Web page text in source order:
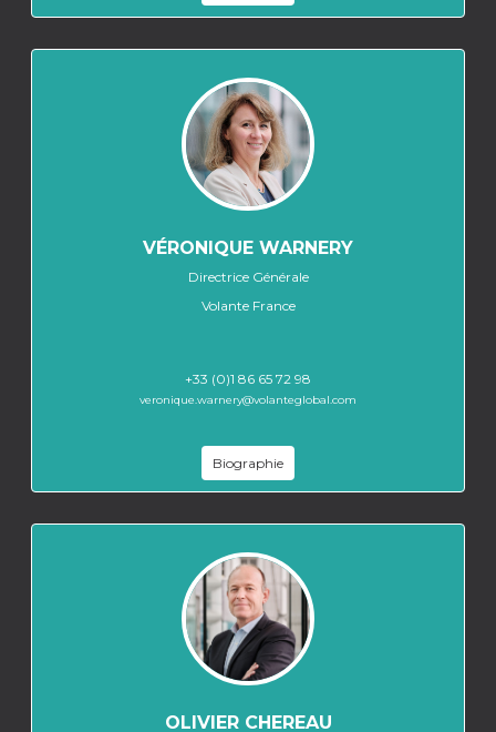
VÉRONIQUE WARNERY
Directrice Générale
Volante France
+33 (0)1 86 65 72 98
veronique.warnery@volanteglobal.com
Biographie
OLIVIER CHEREAU